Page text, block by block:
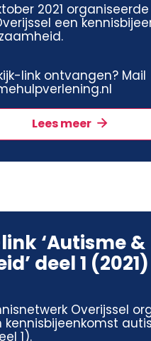
2021
een
link ontvangen? Mail
Lees meer
‘Autisme &
deel 1 (2021)
Overijssel
kennisbijeenkomst
1).